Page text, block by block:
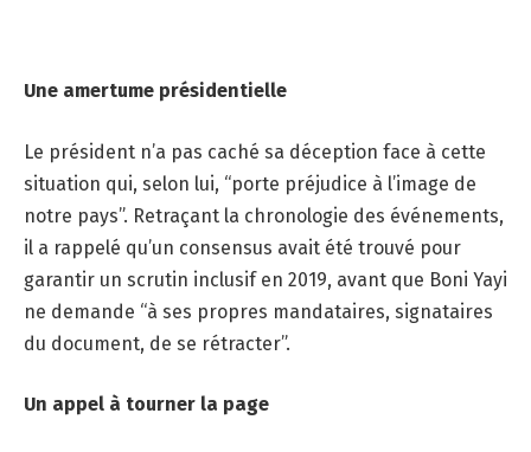
Une amertume présidentielle
Le président n’a pas caché sa déception face à cette
situation qui, selon lui, “porte préjudice à l’image de
notre pays”. Retraçant la chronologie des événements,
il a rappelé qu’un consensus avait été trouvé pour
garantir un scrutin inclusif en 2019, avant que Boni Yayi
ne demande “à ses propres mandataires, signataires
du document, de se rétracter”.
Un appel à tourner la page